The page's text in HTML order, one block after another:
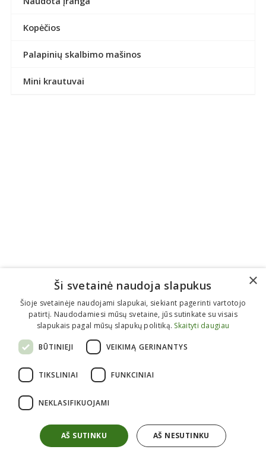
Kopėčios
Palapinių skalbimo mašinos
Mini krautuvai
Informacija perkantiems
Apmokėjimas
Grąžinimas
Garantijos
Taisyklės
Privatumo politika
×
Ši svetainė naudoja slapukus
Šioje svetainėje naudojami slapukai, siekiant pagerinti vartotojo
patirtį. Naudodamiesi mūsų svetaine, jūs sutinkate su visais
slapukais pagal mūsų slapukų politiką. Skaityti daugiau
BŪTINIEJI VEIKIMĄ GERINANTYS
TIKSLINIAI FUNKCINIAI
NEKLASIFIKUOJAMI
AŠ SUTINKU AŠ NESUTINKU